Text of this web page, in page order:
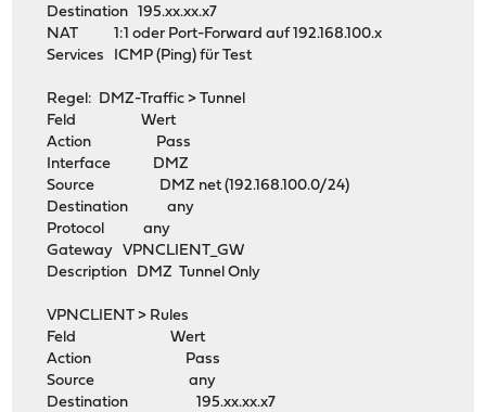
Destination 195.xx.xx.x7
NAT 1:1 oder Port-Forward auf 192.168.100.x
Services ICMP (Ping) für Test
Regel: DMZ-Traffic > Tunnel
Feld Wert
Action Pass
Interface DMZ
Source DMZ net (192.168.100.0/24)
Destination any
Protocol any
Gateway VPNCLIENT_GW
Description DMZ Tunnel Only
VPNCLIENT > Rules
Feld Wert
Action Pass
Source any
Destination 195.xx.xx.x7